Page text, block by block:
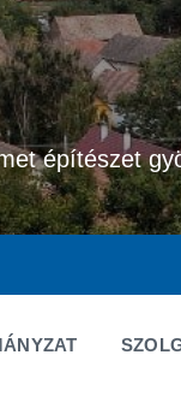
építészet